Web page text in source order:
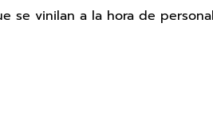
se vinilan a la hora de